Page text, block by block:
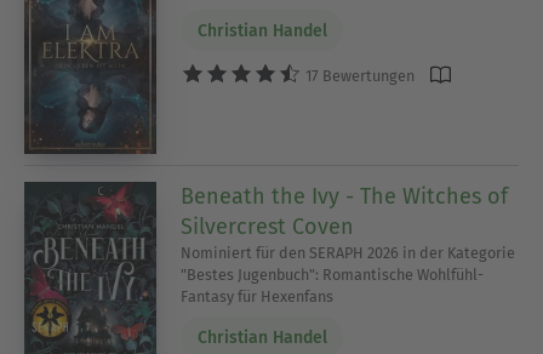
Christian Handel
17 Bewertungen
Beneath the Ivy - The Witches of
Silvercrest Coven
Nominiert für den SERAPH 2026 in der Kategorie
"Bestes Jugenbuch": Romantische Wohlfühl-
Fantasy für Hexenfans
Christian Handel